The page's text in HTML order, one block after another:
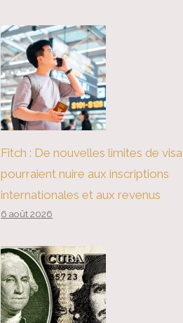
Fitch : De nouvelles limites de visa
pourraient nuire aux inscriptions
internationales et aux revenus
6 août 2026